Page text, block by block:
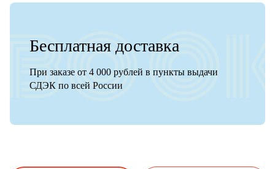
Бесплатная доставка
При заказе от 4 000 рублей в пункты выдачи
СДЭК по всей России